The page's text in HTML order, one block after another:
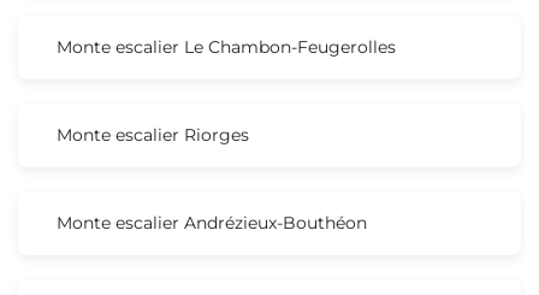
Monte escalier Le Chambon-Feugerolles
Monte escalier Riorges
Monte escalier Andrézieux-Bouthéon